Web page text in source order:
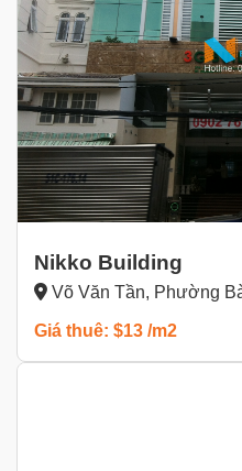
Nikko Building
Võ Văn Tần, Phường
Giá thuê: $13 /m2